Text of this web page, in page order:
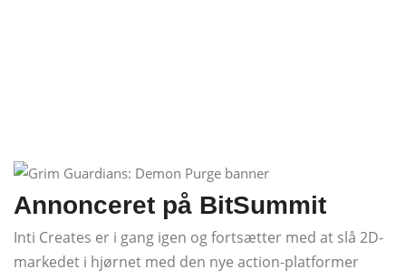
Annonceret på BitSummit
Inti Creates er i gang igen og fortsætter med at slå 2D-
markedet i hjørnet med den nye action-platformer